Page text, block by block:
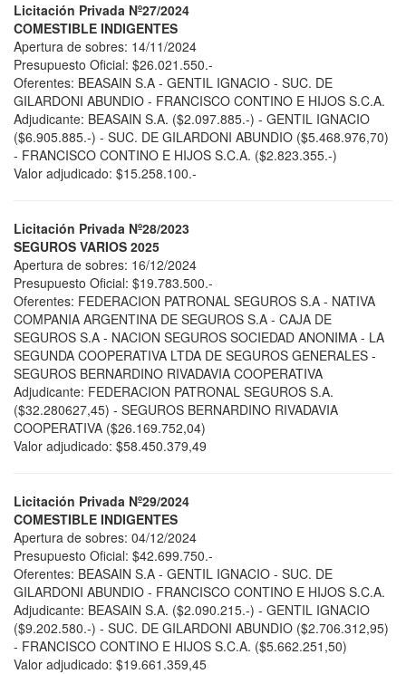
Licitación Privada Nº27/2024
COMESTIBLE INDIGENTES
Apertura de sobres: 14/11/2024
Presupuesto Oficial: $26.021.550.-
Oferentes: BEASAIN S.A - GENTIL IGNACIO - SUC. DE
GILARDONI ABUNDIO - FRANCISCO CONTINO E HIJOS S.C.A.
Adjudicante: BEASAIN S.A. ($2.097.885.-) - GENTIL IGNACIO
($6.905.885.-) - SUC. DE GILARDONI ABUNDIO ($5.468.976,70)
- FRANCISCO CONTINO E HIJOS S.C.A. ($2.823.355.-)
Valor adjudicado: $15.258.100.-
Licitación Privada Nº28/2023
SEGUROS VARIOS 2025
Apertura de sobres: 16/12/2024
Presupuesto Oficial: $19.783.500.-
Oferentes: FEDERACION PATRONAL SEGUROS S.A - NATIVA
COMPANIA ARGENTINA DE SEGUROS S.A - CAJA DE
SEGUROS S.A - NACION SEGUROS SOCIEDAD ANONIMA - LA
SEGUNDA COOPERATIVA LTDA DE SEGUROS GENERALES -
SEGUROS BERNARDINO RIVADAVIA COOPERATIVA
Adjudicante: FEDERACION PATRONAL SEGUROS S.A.
($32.280627,45) - SEGUROS BERNARDINO RIVADAVIA
COOPERATIVA ($26.169.752,04)
Valor adjudicado: $58.450.379,49
Licitación Privada Nº29/2024
COMESTIBLE INDIGENTES
Apertura de sobres: 04/12/2024
Presupuesto Oficial: $42.699.750.-
Oferentes: BEASAIN S.A - GENTIL IGNACIO - SUC. DE
GILARDONI ABUNDIO - FRANCISCO CONTINO E HIJOS S.C.A.
Adjudicante: BEASAIN S.A. ($2.090.215.-) - GENTIL IGNACIO
($9.202.580.-) - SUC. DE GILARDONI ABUNDIO ($2.706.312,95)
- FRANCISCO CONTINO E HIJOS S.C.A. ($5.662.251,50)
Valor adjudicado: $19.661.359,45